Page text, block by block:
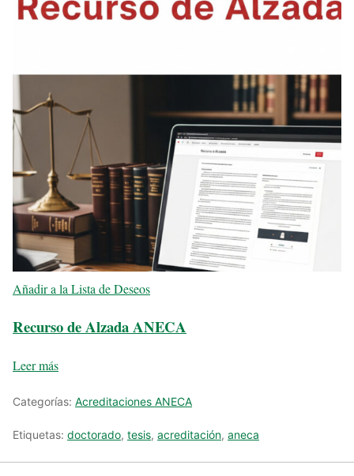
Añadir a la Lista de Deseos
Recurso de Alzada ANECA
Leer más
Categorías: Acreditaciones ANECA
Etiquetas: doctorado, tesis, acreditación, aneca